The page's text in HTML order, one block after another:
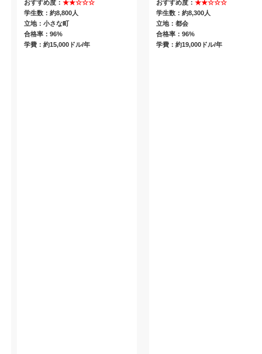
おすすめ度：★★☆☆☆
学生数：約8,800人
立地：小さな町
合格率：96%
学費：約15,000ドル/年
おすすめ度： ★★☆☆☆
学生数：約8,300人
立地：都会
合格率：96%
学費：約19,000ドル/年